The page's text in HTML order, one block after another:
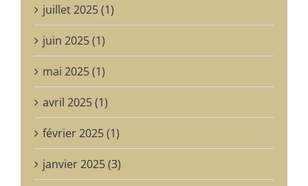
juillet 2025 (1)
juin 2025 (1)
mai 2025 (1)
avril 2025 (1)
février 2025 (1)
janvier 2025 (3)